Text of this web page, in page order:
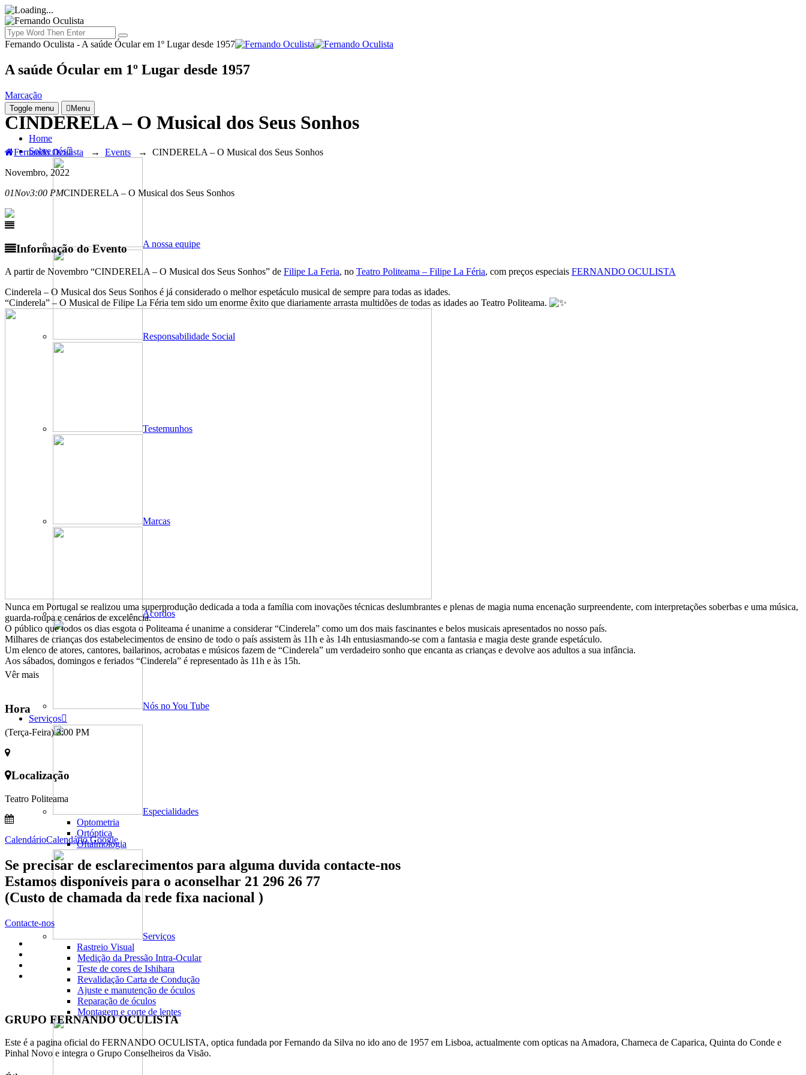
Fernando Oculista - A saúde Ócular em 1º Lugar desde 1957
A saúde Ócular em 1º Lugar desde 1957
Marcação
Toggle menu Menu
Home
Sobre nós
A nossa equipe
Responsabilidade Social
Testemunhos
Marcas
Acordos
Nós no You Tube
Serviços
Especialidades
Optometria
Ortóptica
Oftalmologia
Serviços
Rastreio Visual
Medição da Pressão Intra-Ocular
Teste de cores de Ishihara
Revalidação Carta de Condução
Ajuste e manutenção de óculos
Reparação de óculos
Montagem e corte de lentes
CINDERELA – O Musical dos Seus Sonhos
Fernando Oculista → Events → CINDERELA – O Musical dos Seus Sonhos
Novembro, 2022
01Nov3:00 PMCINDERELA – O Musical dos Seus Sonhos
Informação do Evento
A partir de Novembro “CINDERELA – O Musical dos Seus Sonhos” de Filipe La Feria, no Teatro Politeama – Filipe La Féria, com preços especiais FERNANDO OCULISTA
Cinderela – O Musical dos Seus Sonhos é já considerado o melhor espetáculo musical de sempre para todas as idades.
“Cinderela” – O Musical de Filipe La Féria tem sido um enorme êxito que diariamente arrasta multidões de todas as idades ao Teatro Politeama.
Nunca em Portugal se realizou uma superprodução dedicada a toda a família com inovações técnicas deslumbrantes e plenas de magia numa encenação surpreendente, com interpretações soberbas e uma música,
guarda-roupa e cenários de excelência.
O público que todos os dias esgota o Politeama é unanime a considerar “Cinderela” como um dos mais fascinantes e belos musicais apresentados no nosso país.
Milhares de crianças dos estabelecimentos de ensino de todo o país assistem às 11h e às 14h entusiasmando-se com a fantasia e magia deste grande espetáculo.
Um elenco de atores, cantores, bailarinos, acrobatas e músicos fazem de “Cinderela” um verdadeiro sonho que encanta as crianças e devolve aos adultos a sua infância.
Aos sábados, domingos e feriados “Cinderela” é representado às 11h e às 15h.
Vêr mais
Hora
(Terça-Feira) 3:00 PM
Localização
Teatro Politeama
CalendárioCalendário Google
Se precisar de esclarecimentos para alguma duvida contacte-nos
Estamos disponíveis para o aconselhar 21 296 26 77
(Custo de chamada da rede fixa nacional )
Contacte-nos
GRUPO FERNANDO OCULISTA
Este é a pagina oficial do FERNANDO OCULISTA, optica fundada por Fernando da Silva no ido ano de 1957 em Lisboa, actualmente com opticas na Amadora, Charneca de Caparica, Quinta do Conde e
Pinhal Novo e integra o Grupo Conselheiros da Visão.